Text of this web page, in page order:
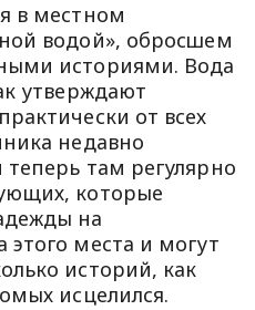
в местном
водой», обросшем
историями. Вода
утверждают
от всех
недавно
там регулярно
которые
на
этого места и могут
историй, как
исцелился.